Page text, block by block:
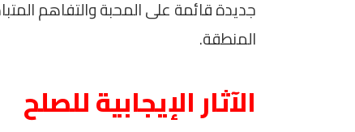
جديدة قائمة على المحبة والتفاهم
المنطقة.
الآثار الإيجابية للصلح